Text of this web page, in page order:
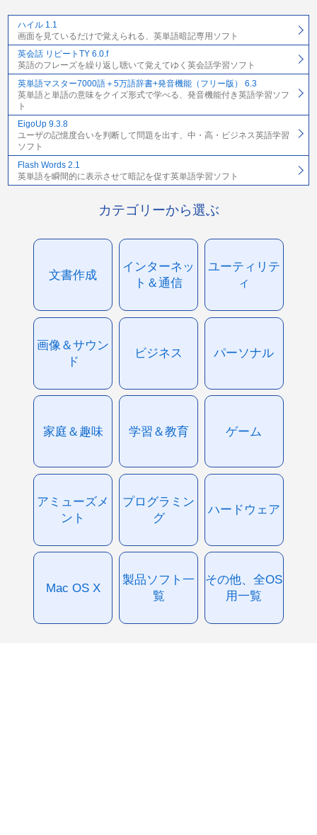
ハイル 1.1
画面を見ているだけで覚えられる、英単語暗記専用ソフト
英会話 リピートTY 6.0.f
英語のフレーズを繰り返し聴いて覚えてゆく英会話学習ソフト
英単語マスター7000語＋5万語辞書+発音機能（フリー版） 6.3
英単語と単語の意味をクイズ形式で学べる、発音機能付き英語学習ソフ
ト
EigoUp 9.3.8
ユーザの記憶度合いを判断して問題を出す、中・高・ビジネス英語学習
ソフト
Flash Words 2.1
英単語を瞬間的に表示させて暗記を促す英単語学習ソフト
カテゴリーから選ぶ
文書作成
インターネッ
ト＆通信
ユーティリテ
ィ
画像＆サウン
ド
ビジネス パーソナル
家庭＆趣味 学習＆教育 ゲーム
アミューズメ
ント
プログラミン
グ
ハードウェア
Mac OS X
製品ソフト一
覧
その他、全OS
用一覧